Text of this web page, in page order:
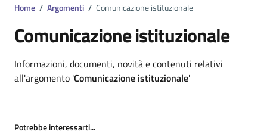
Home / Argomenti / Comunicazione istituzionale
Comunicazione istituzionale
Dettagli argomento
Informazioni, documenti, novità e contenuti relativi
all'argomento 'Comunicazione istituzionale'
Potrebbe interessarti...